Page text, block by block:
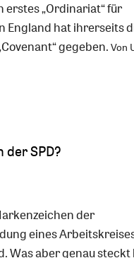
„Ordinariat“ für
England hat ihrerseits
gegeben. Von
SPD?
der
eines
Was aber genau